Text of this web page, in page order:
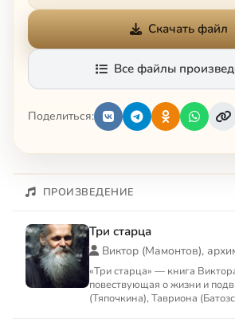
Скачать файл
Все файлы
Поделиться:
ПРОИЗВЕДЕНИЕ
Три старца
Виктор (Мамонтов),
«Три старца» — книга
повествующая о жизни и
(Тяпочкина), Тавриона